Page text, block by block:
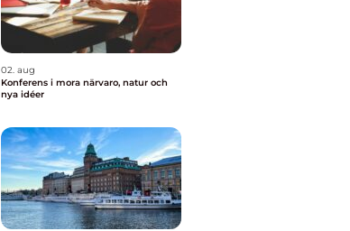
02. aug
Konferens i mora närvaro, natur och
nya idéer